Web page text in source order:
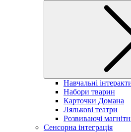
Навчальні
Набори тварин
Карточки Домана
Лялькові театри
Розвиваючі
Сенсорна інтеграція